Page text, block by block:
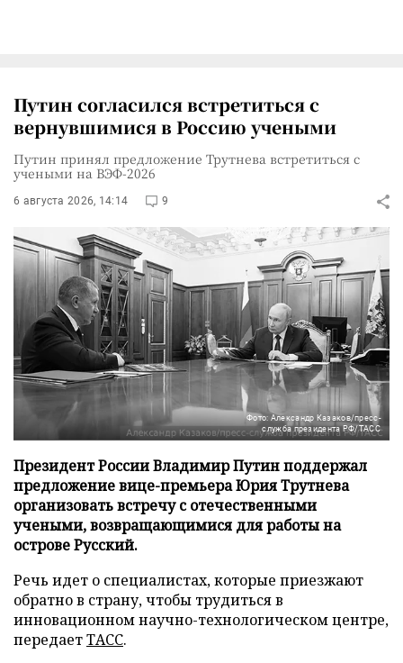
Путин согласился встретиться с
вернувшимися в Россию учеными
Путин принял предложение Трутнева встретиться с
учеными на ВЭФ-2026
6 августа 2026, 14:14 9
Фото: Александр Казаков/пресс-
служба президента РФ/ТАСС
Президент России Владимир Путин поддержал
предложение вице-премьера Юрия Трутнева
организовать встречу с отечественными
учеными, возвращающимися для работы на
острове Русский.
Речь идет о специалистах, которые приезжают
обратно в страну, чтобы трудиться в
инновационном научно-технологическом центре,
передаетТАСС.